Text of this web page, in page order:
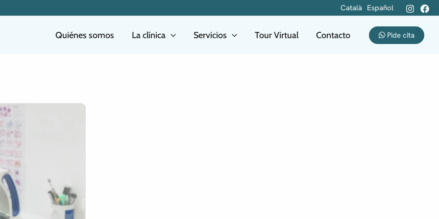
Català Español
Quiénes somos La clínica Servicios Tour Virtual Contacto Pide cita